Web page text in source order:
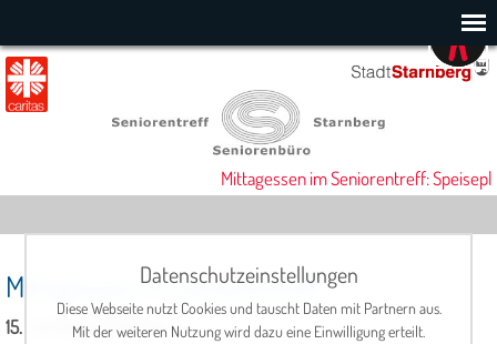
Mittagessen im Seniorentreff:
Mittagessen im Seniorentreff
15. Juli 2026, 12:00 Uhr
Datenschutzeinstellungen
Diese Webseite nutzt Cookies und tauscht Daten mit Partnern aus.
Mit der weiteren Nutzung wird dazu eine Einwilligung erteilt.